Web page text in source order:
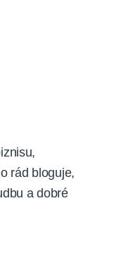
rád bloguje,
a dobré